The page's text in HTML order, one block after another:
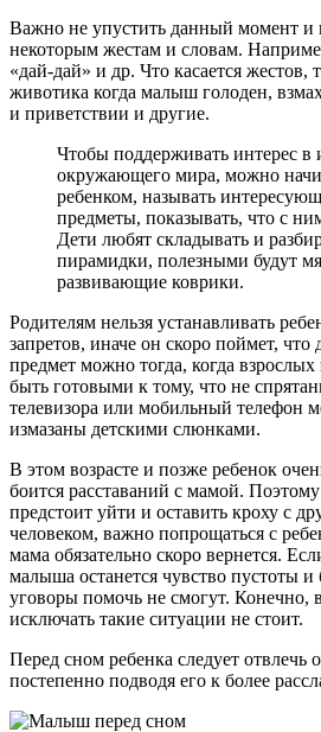
Важно не упустить данный момент и
некоторым жестам и словам.
«дай-дай» и др. Что касается жестов,
животика когда малыш голоден,
и приветствии и другие.
Чтобы поддерживать интерес в
окружающего мира, можно
ребенком, называть
предметы, показывать, что с
Дети любят складывать и
пирамидки, полезными будут
развивающие коврики.
Родителям нельзя устанавливать
запретов, иначе он скоро поймет, что
предмет можно тогда, когда
быть готовыми к тому, что не
телевизора или мобильный телефон
измазаны детскими слюнками.
В этом возрасте и позже ребенок
боится расставаний с мамой.
предстоит уйти и оставить кроху с
человеком, важно попрощаться с
мама обязательно скоро вернется.
малыша останется чувство пустоты и
уговоры помочь не смогут. Конечно,
исключать такие ситуации не стоит.
Перед сном ребенка следует отвлечь
постепенно подводя его к более